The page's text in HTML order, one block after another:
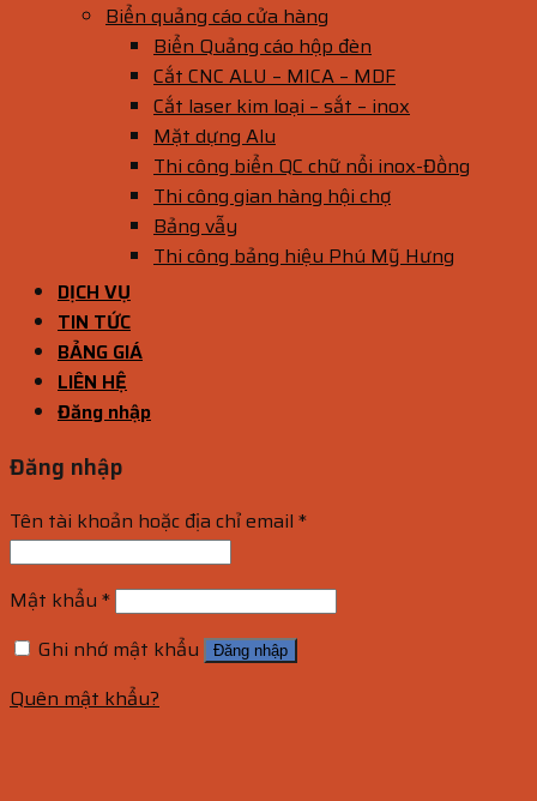
Biển quảng cáo cửa hàng
Biển Quảng cáo hộp đèn
Cắt CNC ALU – MICA – MDF
Cắt laser kim loại – sắt – inox
Mặt dựng Alu
Thi công biển QC chữ nổi inox-Đồng
Thi công gian hàng hội chợ
Bảng vẫy
Thi công bảng hiệu Phú Mỹ Hưng
DỊCH VỤ
TIN TỨC
BẢNG GIÁ
LIÊN HỆ
Đăng nhập
Đăng nhập
Tên tài khoản hoặc địa chỉ email *
Mật khẩu *
Ghi nhớ mật khẩu
Đăng nhập
Quên mật khẩu?